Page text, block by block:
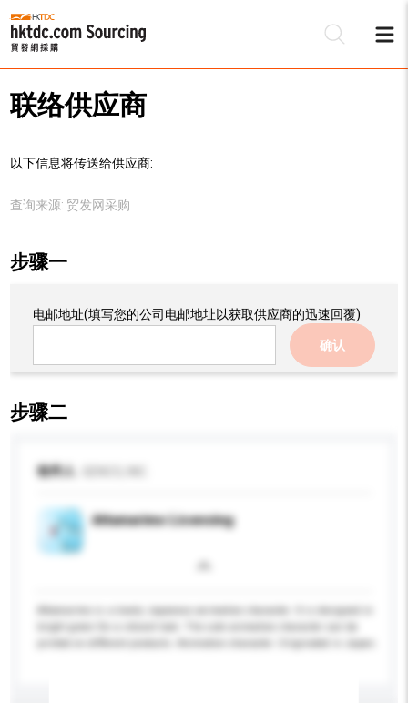
联络供应商
以下信息将传送给供应商:
查询来源: 贸发网采购
步骤一
电邮地址(填写您的公司电邮地址以获取供应商的迅速回覆)
确认
步骤二
收件人
Attamarimo Licensing